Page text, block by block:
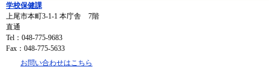
学校保健課
上尾市本町3-1-1 本庁舎 7階
直通
Tel：048-775-9683
Fax：048-775-5633
お問い合わせはこちら